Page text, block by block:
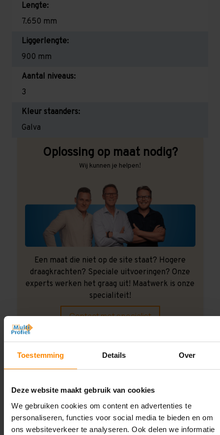
Toestemming Details Over
Deze website maakt gebruik van cookies
We gebruiken cookies om content en advertenties te
personaliseren, functies voor social media te bieden en om
ons websiteverkeer te analyseren. Ook delen we informatie
Lengte:
7.650 mm
Liggerlengte:
900 mm
Aantal niveaus:
3
Kleur staanders:
Galva
Oplossing op maat nodig?
Wij kunnen je helpen!
Een maat die niet op de site staat? Hogere
draagkrachten? Speciale uitvoeringen? Onze
experts werken het graag uit! Maatwerk is onze
specialiteit!
Contact met specialist
Montage uitbesteden?